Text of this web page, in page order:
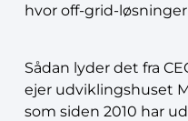
hvor off-grid-
Sådan lyder det fra
ejer udviklingshuset
som siden 2010 har